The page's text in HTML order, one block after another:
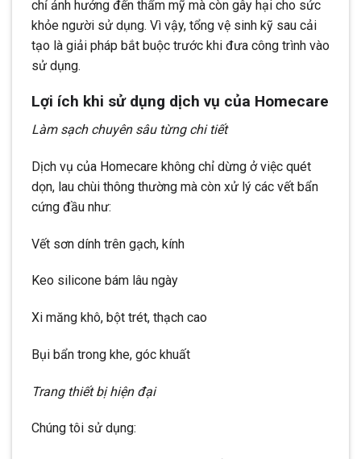
chỉ ảnh hưởng đến thẩm mỹ mà còn gây hại cho sức
khỏe người sử dụng. Vì vậy, tổng vệ sinh kỹ sau cải
tạo là giải pháp bắt buộc trước khi đưa công trình vào
sử dụng.
Lợi ích khi sử dụng dịch vụ của Homecare
Làm sạch chuyên sâu từng chi tiết
Dịch vụ của Homecare không chỉ dừng ở việc quét
dọn, lau chùi thông thường mà còn xử lý các vết bẩn
cứng đầu như:
Vết sơn dính trên gạch, kính
Keo silicone bám lâu ngày
Xi măng khô, bột trét, thạch cao
Bụi bẩn trong khe, góc khuất
Trang thiết bị hiện đại
Chúng tôi sử dụng: